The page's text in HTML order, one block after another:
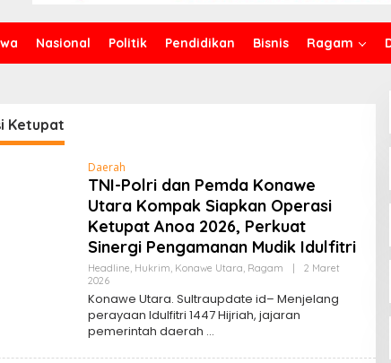
Nasional Politik Pendidikan Bisnis Ragam
Ketupat
Daerah
TNI-Polri dan Pemda Konawe
Utara Kompak Siapkan Operasi
Ketupat Anoa 2026, Perkuat
Sinergi Pengamanan Mudik Idulfitri
Headline Hukrim Konawe Utara Ragam |
2 Maret
2026Oleh
Update
Konawe Utara. Sultraupdate id– Menjelang
perayaan Idulfitri 1447 Hijriah, jajaran
pemerintah daerah